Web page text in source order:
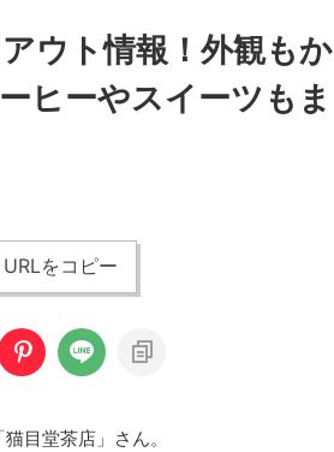
ウト情報！外観もか
ヒーやスイーツもま
をコピー
目堂茶店」さん。